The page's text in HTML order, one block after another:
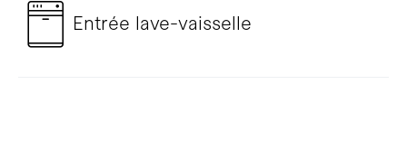
Entrée lave-vaisselle